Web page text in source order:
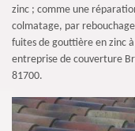
zinc ; comme une
colmatage, par
fuites de gouttière en zinc
entreprise de couverture
81700.